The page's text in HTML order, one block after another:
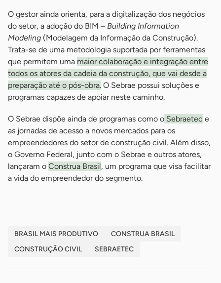
O gestor ainda orienta, para a digitalização dos negócios
do setor, a adoção do BIM – Building Information
Modeling (Modelagem da Informação da Construção).
Trata-se de uma metodologia suportada por ferramentas
que permitem uma maior colaboração e integração entre
todos os atores da cadeia da construção, que vai desde a
preparação até o pós-obra. O Sebrae possui soluções e
programas capazes de apoiar neste caminho.
O Sebrae dispõe ainda de programas como o Sebraetec e
as jornadas de acesso a novos mercados para os
empreendedores do setor de construção civil. Além disso,
o Governo Federal, junto com o Sebrae e outros atores,
lançaram o Construa Brasil, um programa que visa facilitar
a vida do empreendedor do segmento.
BRASIL MAIS PRODUTIVO
CONSTRUA BRASIL
CONSTRUÇÃO CIVIL
SEBRAETEC